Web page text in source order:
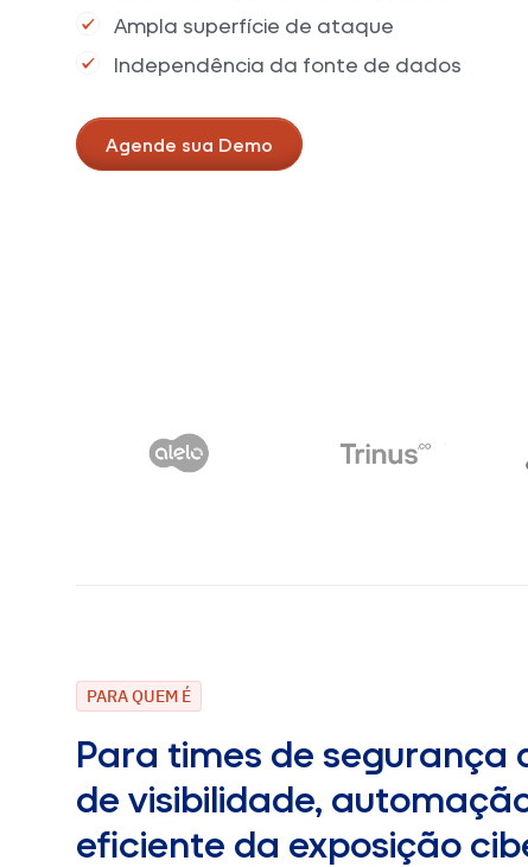
Ampla superfície de ataque
Independência da fonte de dados
Agende sua Demo
PARA QUEM É
Para times de segurança
de visibilidade,
eficiente da exposição